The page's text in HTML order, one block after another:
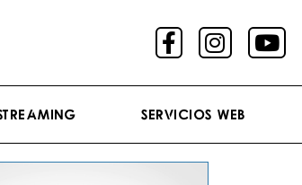
Servicios Web